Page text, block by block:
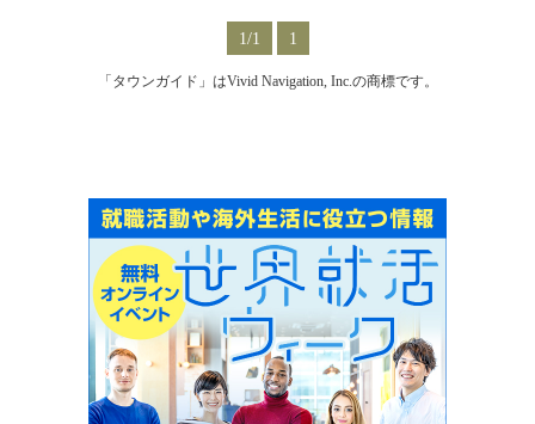
1/1 1
「タウンガイド」はVivid Navigation, Inc.の商標です。